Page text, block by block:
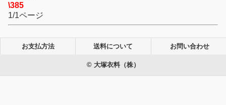
\385
1/1ページ
お支払方法 送料について お問い合わせ
© 大塚衣料（株）